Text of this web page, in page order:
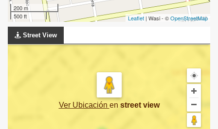
200 m
500 ft
Leaflet | Wasi - ©OpenStreetMap
Street View
Ver Ubicación en street view